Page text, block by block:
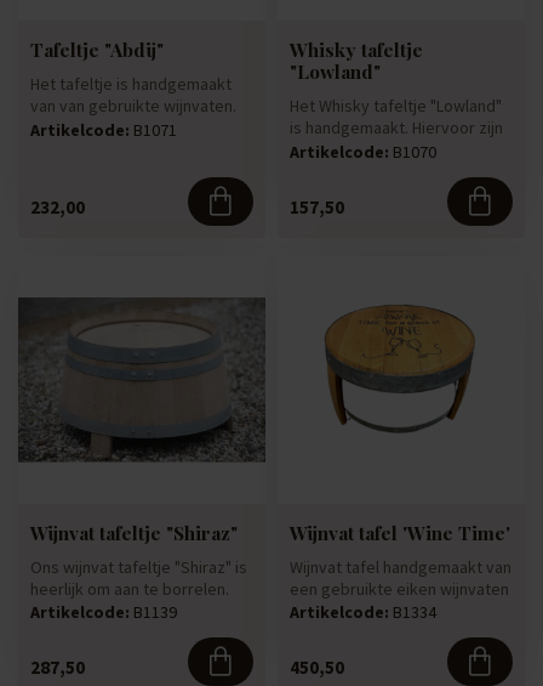
Tafeltje "Abdij"
Het tafeltje is handgemaakt
van van gebruikte wijnvaten.
Wat hem nog stoerder ma...
Artikelcode: B1071
232,00
Whisky tafeltje
"Lowland"
Het Whisky tafeltje "Lowland"
is handgemaakt. Hiervoor zijn
originele gebruikte ...
Artikelcode: B1070
157,50
Wijnvat tafeltje "Shiraz"
Ons wijnvat tafeltje "Shiraz" is
heerlijk om aan te borrelen.
Deze tafel is gema...
Artikelcode: B1139
287,50
Wijnvat tafel 'Wine Time'
Wijnvat tafel handgemaakt van
een gebruikte eiken wijnvaten
die jarenlang hebb...
Artikelcode: B1334
450,50